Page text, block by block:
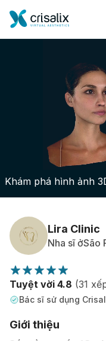
Bác sĩ phẫu thuật
Nền tảng kinh
Gói
Đánh giá của bệnh
Khám phá hình ảnh
Lira Clinic
Nha sĩ ởSão
Tuyệt vời 4.8 (31
Bác sĩ sử dụng
Giới thiệu